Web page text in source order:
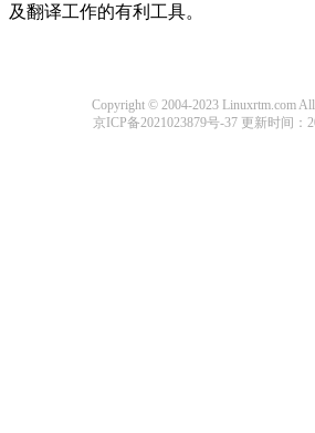
及翻译工作的有利工具。
Copyright © 2004-2023 Linuxrtm.com All
京ICP备2021023879号-37更新时间：